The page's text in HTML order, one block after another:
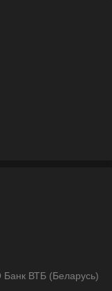
ВТБ (Беларусь)